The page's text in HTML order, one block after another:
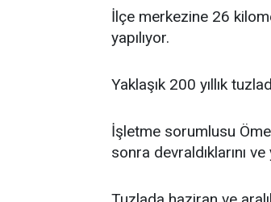
İlçe merkezine 26
yapılıyor.
Yaklaşık 200 yıllık
İşletme sorumlusu
sonra devraldıklarını